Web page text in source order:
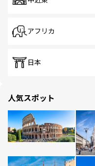
アフリカ
日本
人気スポット